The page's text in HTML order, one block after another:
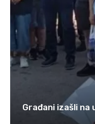
Građani izašli na